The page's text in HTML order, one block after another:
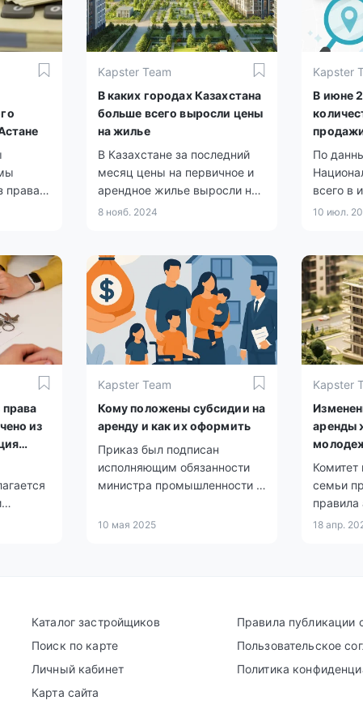
права
Kapster Team
В каких городах Казахстана
больше всего выросли цены
на жилье
В Казахстане за последний
месяц цены на первичное и
арендное жилье выросли на
0,6%, тогда как стоимость
8 нояб. 2024
Kapster
В июне
на 6%
По
всего в
058 по
домам и
10 июл.
из
Kapster Team
Кому положены субсидии на
аренду и как их оформить
Приказ был подписан
исполняющим обязанности
министра промышленности и
2025 года.
10 мая 2025
Kapster
аренды
семьи
18 апр.
Каталог застройщиков
Поиск по карте
Личный кабинет
Карта сайта
Правила публикации
Пользовательское
Политика